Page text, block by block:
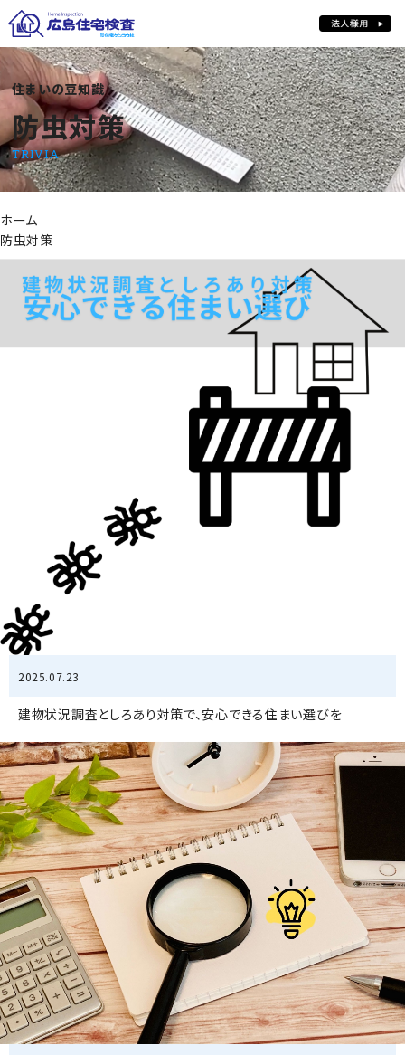
防虫対策
住まいの豆知識
防虫対策
TRIVIA
ホーム
防虫対策
2025.07.23
建物状況調査としろあり対策で、安心できる住まい選びを